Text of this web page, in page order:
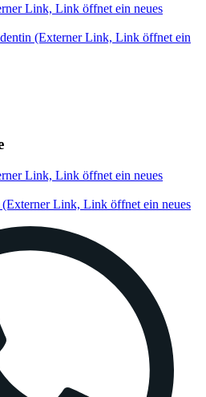
Link, Link öffnet ein neues
(Externer Link, Link öffnet ein
Link, Link öffnet ein neues
(Externer Link, Link öffnet ein neues